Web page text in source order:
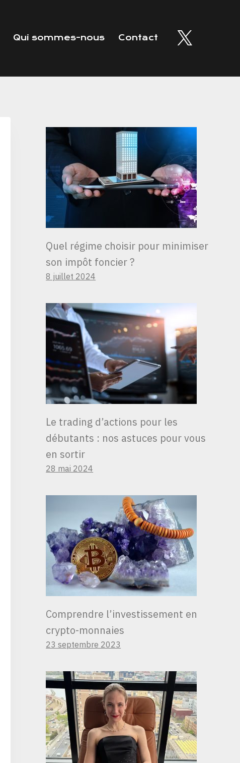
Qui sommes-nous Contact
Quel régime choisir pour minimiser
son impôt foncier ?
8 juillet 2024
Le trading d’actions pour les
débutants : nos astuces pour vous
en sortir
28 mai 2024
Comprendre l’investissement en
crypto-monnaies
23 septembre 2023